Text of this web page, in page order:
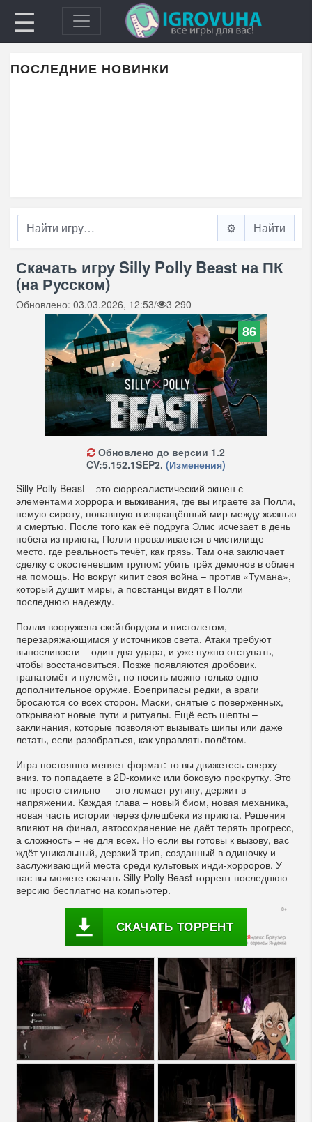
☰
ПОСЛЕДНИЕ НОВИНКИ
⚙️
Скачать игру Silly Polly Beast на ПК
(на Русском)
Обновлено: 03.03.2026, 12:53/ 3 290
86
Обновлено до версии 1.2
CV:5.152.1SEP2. (Изменения)
Silly Polly Beast – это сюрреалистический экшен с
элементами хоррора и выживания, где вы играете за Полли,
немую сироту, попавшую в извращённый мир между жизнью
и смертью. После того как её подруга Элис исчезает в день
побега из приюта, Полли проваливается в чистилище –
место, где реальность течёт, как грязь. Там она заключает
сделку с окостеневшим трупом: убить трёх демонов в обмен
на помощь. Но вокруг кипит своя война – против «Тумана»,
который душит миры, а повстанцы видят в Полли
последнюю надежду.
Полли вооружена скейтбордом и пистолетом,
перезаряжающимся у источников света. Атаки требуют
выносливости – один-два удара, и уже нужно отступать,
чтобы восстановиться. Позже появляются дробовик,
гранатомёт и пулемёт, но носить можно только одно
дополнительное оружие. Боеприпасы редки, а враги
бросаются со всех сторон. Маски, снятые с поверженных,
открывают новые пути и ритуалы. Ещё есть шепты –
заклинания, которые позволяют вызывать шипы или даже
летать, если разобраться, как управлять полётом.
Игра постоянно меняет формат: то вы движетесь сверху
вниз, то попадаете в 2D-комикс или боковую прокрутку. Это
не просто стильно — это ломает рутину, держит в
напряжении. Каждая глава – новый биом, новая механика,
новая часть истории через флешбеки из приюта. Решения
влияют на финал, автосохранение не даёт терять прогресс,
а сложность – не для всех. Но если вы готовы к вызову, вас
ждёт уникальный, дерзкий трип, созданный в одиночку и
заслуживающий места среди культовых инди-хорроров. У
нас вы можете скачать Silly Polly Beast торрент последнюю
версию бесплатно на компьютер.
СКАЧАТЬ ТОРРЕНТ